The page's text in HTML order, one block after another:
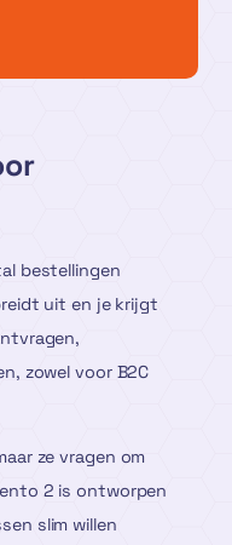
bestellingen
uit en je krijgt
zowel voor B2C
ze vragen om
2 is ontworpen
slim willen